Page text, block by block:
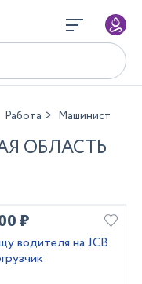
Работа Машинист
ОБЛАСТЬ
₽
водителя на JCB